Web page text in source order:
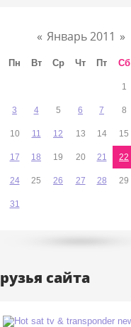
« Январь 2011 »
Пн Вт Ср Чт Пт Сб
1
3 4 5 6 7 8
10 11 12 13 14 15
17 18 19 20 21 22
24 25 26 27 28 29
31
сайта